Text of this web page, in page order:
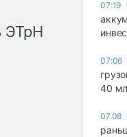
ЭТрН
07:19
07:06
40
07.08